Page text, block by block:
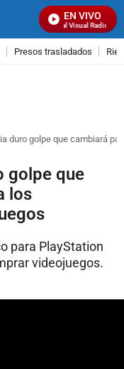
EN VIVO
Señal Visual Radio
Presos trasladados
duro golpe que cambiará
golpe que
los
para PlayStation
videojuegos.